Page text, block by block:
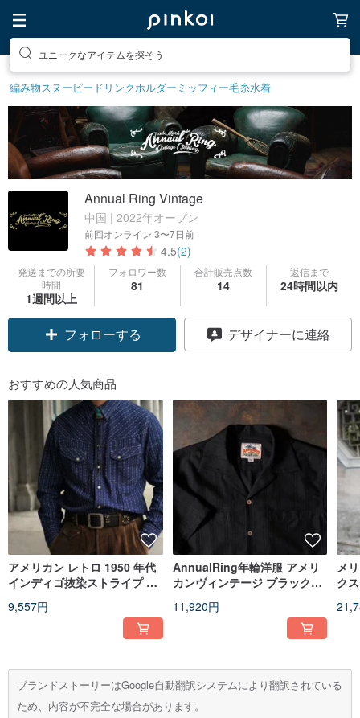
ユニークなアイテムを探そう
編み物スヌーピー ドリンクホルダー ミッフィー毛糸水着
Annual Ring Vintage
中国 | 2022年オープン
前回オンライン 3〜7日前
4.5(2)
発送までの所要
時間
1週間以上
フォロワー数
81
合計販売点数
14
返信まで
24時間以内
フォローする デザイナーに連絡
おすすめの人気商品
アメリカン レトロ 1950 年代
インディゴ抜染ストライプ プ
ェンダー ニュートラルなウェ
9,557円
AnnualRing年輪洋服 アメリ
カンヴィンテージ ブラックジ
襟 ハワイアンシャツ
11,920円
メ
ク
ン
ブランドストーリーはGoogle自動翻訳システムにより翻訳されている
ため、内容が不完全な場合があります。